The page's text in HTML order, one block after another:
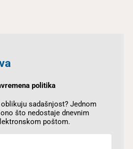
politika
sadašnjost? Jednom
što nedostaje dnevnim
poštom.